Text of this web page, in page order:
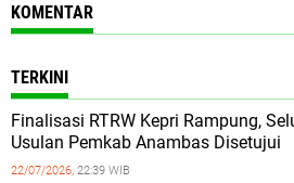
KOMENTAR
TERKINI
Finalisasi RTRW Kepri Rampung,
Usulan Pemkab Anambas Disetujui
22/07/2026, 22:39 WIB